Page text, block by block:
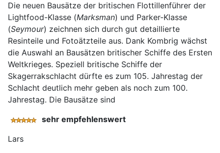
Die neuen Bausätze der britischen Flottillenführer der
Lightfood-Klasse (Marksman) und Parker-Klasse
(Seymour) zeichnen sich durch gut detaillierte
Resinteile und Fotoätzteile aus. Dank Kombrig wächst
die Auswahl an Bausätzen britischer Schiffe des Ersten
Weltkrieges. Speziell britische Schiffe der
Skagerrakschlacht dürfte es zum 105. Jahrestag der
Schlacht deutlich mehr geben als noch zum 100.
Jahrestag. Die Bausätze sind
sehr empfehlenswert
Lars